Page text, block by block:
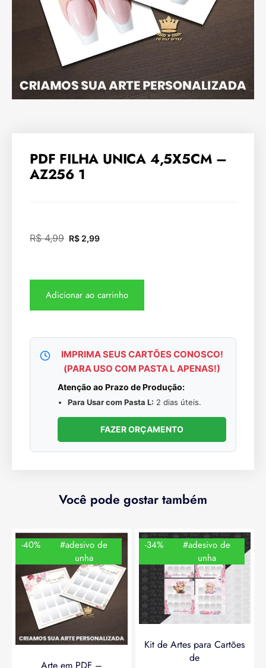
PDF FILHA UNICA 4,5X5CM –
AZ256 1
R$4,99 R$ 2,99
Adicionar ao carrinho
IMPRIMA SEUS CARTÕES CONOSCO!
(PARA USO COM PASTA L APENAS!)
Atenção ao Prazo de Produção:
Para Usar com Pasta L: 2 dias úteis.
FAZER ORÇAMENTO
Você pode gostar também
-40%
#adesivo de
unha
Arte em PDF –
-34%
#adesivo de
unha
Kit de Artes para Cartões
de